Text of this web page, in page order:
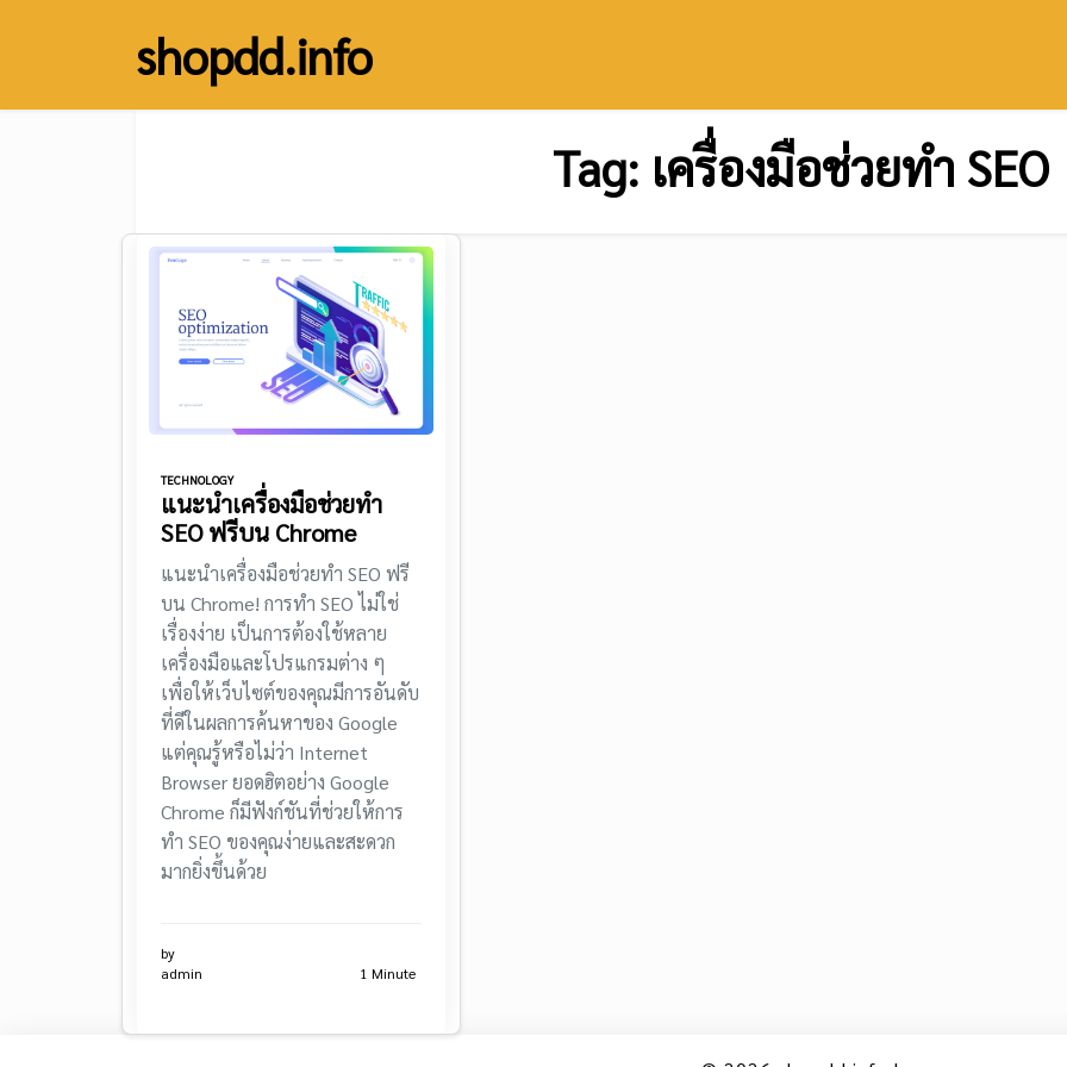
shopdd.info
Tag: เครื่องมือช่วยทำ SEO
TECHNOLOGY
แนะนำเครื่องมือช่วยทำ
SEO ฟรีบน Chrome
แนะนำเครื่องมือช่วยทำ SEO ฟรี
บน Chrome! การทำ SEO ไม่ใช่
เรื่องง่าย เป็นการต้องใช้หลาย
เครื่องมือและโปรแกรมต่าง ๆ
เพื่อให้เว็บไซต์ของคุณมีการอันดับ
ที่ดีในผลการค้นหาของ Google
แต่คุณรู้หรือไม่ว่า Internet
Browser ยอดฮิตอย่าง Google
Chrome ก็มีฟังก์ชันที่ช่วยให้การ
ทำ SEO ของคุณง่ายและสะดวก
มากยิ่งขึ้นด้วย
by
admin
1 Minute